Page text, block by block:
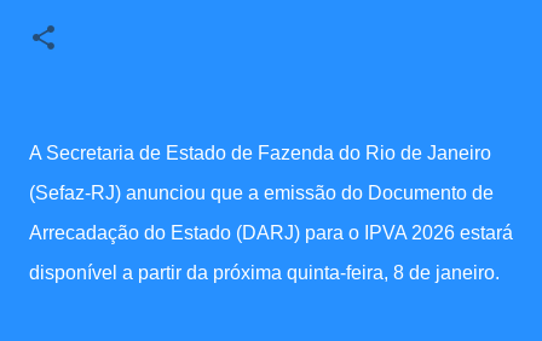
A Secretaria de Estado de Fazenda do Rio de Janeiro
(Sefaz-RJ) anunciou que a emissão do Documento de
Arrecadação do Estado (DARJ) para o IPVA 2026 estará
disponível a partir da próxima quinta-feira, 8 de janeiro.